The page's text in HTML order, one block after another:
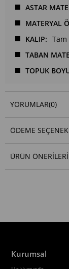
ASTAR
MATERYAL
KALIP
Tam
TABAN
TOPUK
YORUMLAR(0)
ÖDEME
ÜRÜN ÖNERILERI
Kurumsal